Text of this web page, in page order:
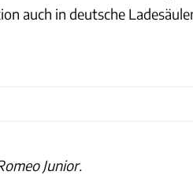
auch in deutsche
Junior.